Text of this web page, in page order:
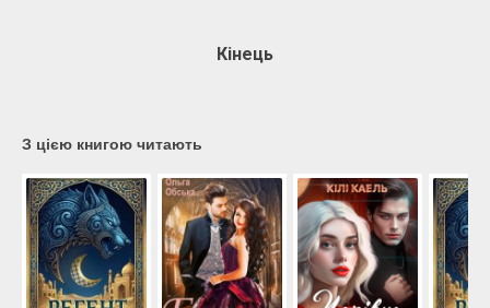
Кінець
З цією книгою читають